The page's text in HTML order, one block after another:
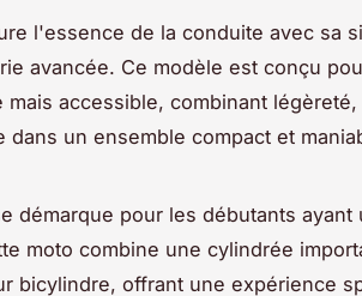
l'essence de la conduite avec sa
avancée. Ce modèle est conçu
accessible, combinant
un ensemble compact et
démarque pour les débutants
moto combine une cylindrée
bicylindre, offrant une expérience